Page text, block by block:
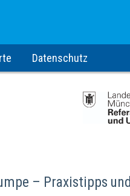
Datenschutz
– Praxistipps und